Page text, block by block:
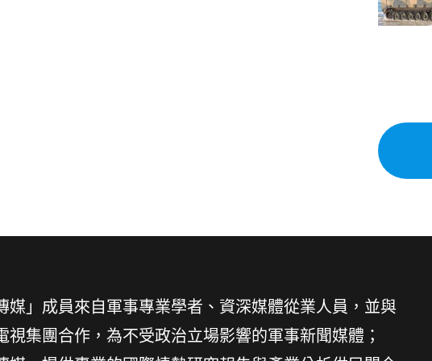
媒」成員來自軍事專業學者、資深媒體從業人員，並與
視集團合作，為不受政治立場影響的軍事新聞媒體；